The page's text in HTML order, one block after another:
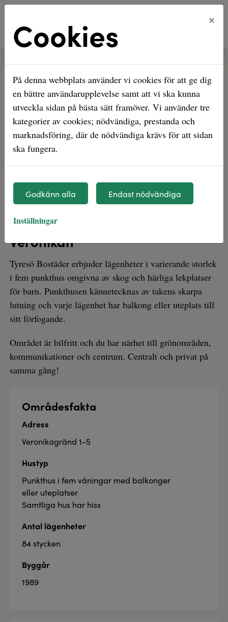
Hem Våra bostadsområden Veronikan
Veronikan
Veronikan
Tyresö Bostäder erbjuder lägenheter i varierande storlek
i fem punkthus omgivna av skog och härliga lekplatser
för barn. Punkthusen kännetecknas av takens skarpa
lutning och varje lägenhet har balkong eller uteplats till
sitt förfogande.
Området är bilfritt och du har närhet till grönområden,
kommunikationer och centrum. Centralt och privat på
samma gång!
Områdesfakta
Adress
Veronikagränd 1-5
Hustyp
Punkthus i fem våningar med balkonger
eller uteplatser
Samtliga hus har hiss
Antal lägenheter
84 stycken
Byggår
1989
Cookies ×
På denna webbplats använder vi cookies för att ge dig
en bättre användarupplevelse samt att vi ska kunna
utveckla sidan på bästa sätt framöver. Vi använder tre
kategorier av cookies; nödvändiga, prestanda och
marknadsföring, där de nödvändiga krävs för att sidan
ska fungera.
Godkänn alla Endast nödvändiga
Inställningar